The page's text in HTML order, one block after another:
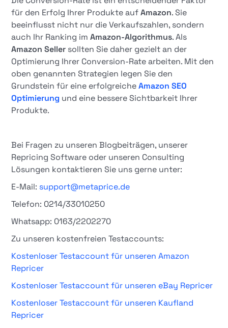
für den Erfolg Ihrer Produkte aufAmazon. Sie
beeinflusst nicht nur die Verkaufszahlen, sondern
auch Ihr Ranking imAmazon-Algorithmus. Als
Amazon Seller sollten Sie daher gezielt an der
Optimierung Ihrer Conversion-Rate arbeiten. Mit den
oben genannten Strategien legen Sie den
Grundstein für eine erfolgreicheAmazon SEO
Optimierung und eine bessere Sichtbarkeit Ihrer
Produkte.
Bei Fragen zu unseren Blogbeiträgen, unserer
Repricing Software oder unseren Consulting
Lösungen kontaktieren Sie uns gerne unter:
E-Mail: support@metaprice.de
Telefon: 0214/33010250
Whatsapp: 0163/2202270
Zu unseren kostenfreien Testaccounts:
Kostenloser Testaccount für unseren Amazon
Repricer
Kostenloser Testaccount für unseren eBay Repricer
Kostenloser Testaccount für unseren Kaufland
Repricer